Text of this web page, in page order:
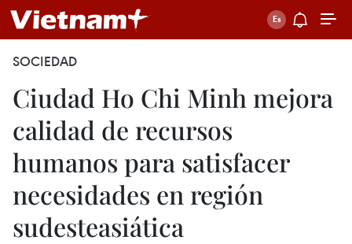
SOCIEDAD
Ciudad Ho Chi Minh mejora
calidad de recursos
humanos para satisfacer
necesidades en región
sudesteasiática